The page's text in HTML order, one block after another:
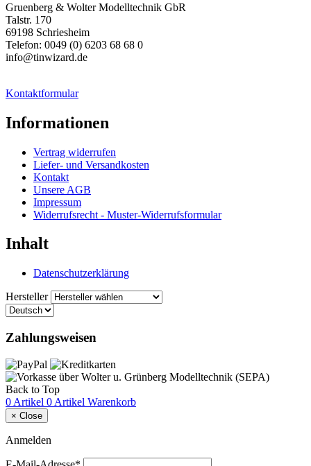
Gruenberg & Wolter Modelltechnik GbR
Talstr. 170
69198 Schriesheim
Telefon: 0049 (0) 6203 68 68 0
info@tinwizard.de
Kontaktformular
Informationen
Vertrag widerrufen
Liefer- und Versandkosten
Kontakt
Unsere AGB
Impressum
Widerrufsrecht - Muster-Widerrufsformular
Inhalt
Datenschutzerklärung
Hersteller
Zahlungsweisen
Back to Top
0 Artikel 0 Artikel Warenkorb
× Close
Anmelden